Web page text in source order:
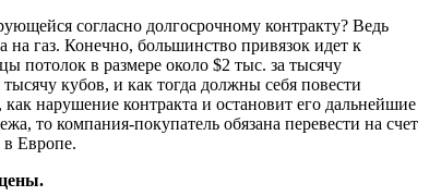
согласно долгосрочному контракту? Ведь
на газ. Конечно, большинство привязок идет к
потолок в размере около $2 тыс. за тысячу
кубов, и как тогда должны себя повести
нарушение контракта и остановит его дальнейшие
то компания-покупатель обязана перевести на счет
в Европе.